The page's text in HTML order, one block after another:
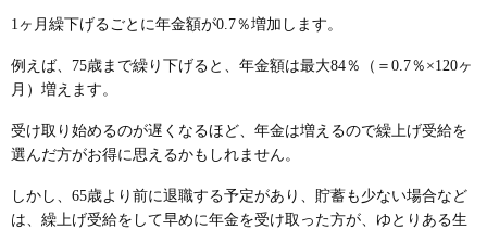
1ヶ月繰下げるごとに年金額が0.7％増加します。
例えば、75歳まで繰り下げると、年金額は最大84％（＝0.7％×120ヶ
月）増えます。
受け取り始めるのが遅くなるほど、年金は増えるので繰上げ受給を
選んだ方がお得に思えるかもしれません。
しかし、65歳より前に退職する予定があり、貯蓄も少ない場合など
は、繰上げ受給をして早めに年金を受け取った方が、ゆとりある生